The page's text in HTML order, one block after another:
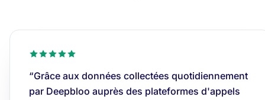
“Grâce aux données collectées quotidiennement
par Deepbloo auprès des plateformes d'appels